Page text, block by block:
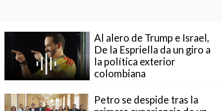
Al alero de Trump e Israel,
De la Espriella da un giro a
la política exterior
colombiana
Petro se despide tras la